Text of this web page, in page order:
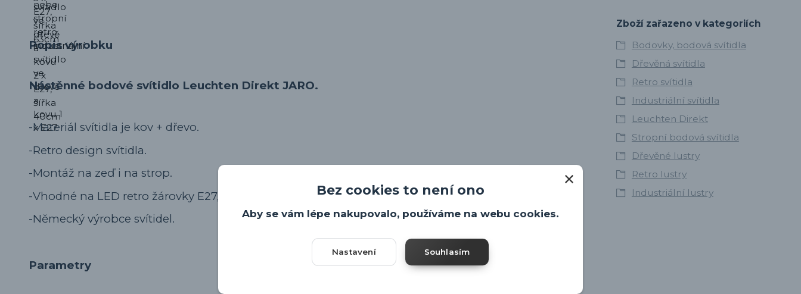
Popis výrobku
Nástěnné bodové svítidlo Leuchten Direkt JARO.
-Materiál svítidla je kov + dřevo.
-Retro design svítidla.
-Montáž na zeď i na strop.
-Vhodné na LED retro žárovky E27, nejsou součástí.
-Německý výrobce svítidel.
Parametry
Zboží zařazeno v kategoriích
Bodovky, bodová svítidla
Dřevěná svítidla
Retro svítidla
Industriální svítidla
Leuchten Direkt
Stropní bodová svítidla
Dřevěné lustry
Retro lustry
Industriální lustry
Bez cookies to není ono
Aby se vám lépe nakupovalo, používáme na webu cookies.
Nastavení Souhlasím